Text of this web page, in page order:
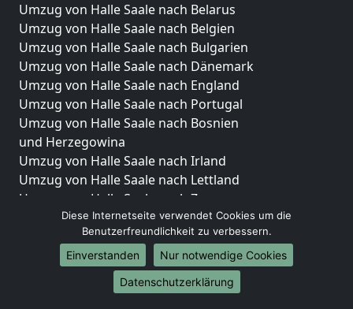
Umzug von Halle Saale nach Belarus
Umzug von Halle Saale nach Belgien
Umzug von Halle Saale nach Bulgarien
Umzug von Halle Saale nach Dänemark
Umzug von Halle Saale nach England
Umzug von Halle Saale nach Portugal
Umzug von Halle Saale nach Bosnien
und Herzegowina
Umzug von Halle Saale nach Irland
Umzug von Halle Saale nach Lettland
Umzug von Halle Saale nach Zypern
Umzug von Halle Saale nach Kroatien
Umzug von Halle Saale nach Estland
Umzug von Halle Saale nach Finnland
Umzug von Halle Saale nach Frankreich
Umzug von Halle Saale nach Griechenland
Diese Internetseite verwendet Cookies um die
Benutzerfreundlichkeit zu verbessern.
Einverstanden
Nur notwendige Cookies
Datenschutzerklärung